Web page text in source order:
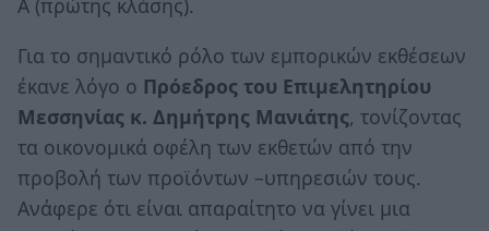
A (πρώτης κλάσης).
Για το σημαντικό ρόλο των εμπορικών εκθέσεων
έκανε λόγο ο Πρόεδρος του Επιμελητηρίου
Μεσσηνίας κ. Δημήτρης Μανιάτης, τονίζοντας
τα οικονομικά οφέλη των εκθετών από την
προβολή των προϊόντων –υπηρεσιών τους.
Ανάφερε ότι είναι απαραίτητο να γίνει μια